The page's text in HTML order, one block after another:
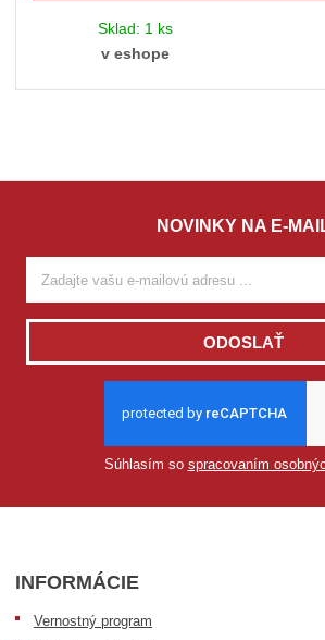
Sklad: 1 ks
v eshope
NOVINKY NA E-
ODOSLAŤ
Súhlasím so spracovaním
INFORMÁCIE
Vernostný program